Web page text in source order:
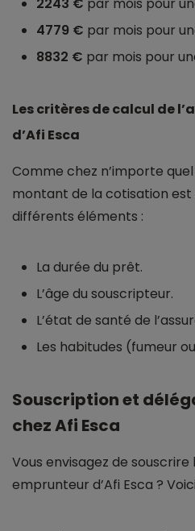
4779 € par mois pour
8832 € par mois pour
Les critères de calcul de
d’Afi Esca
Comme chez n’importe
montant de la cotisation
différents éléments :
La durée du prêt.
L’âge du souscripteur.
L’état de santé de
Les habitudes (fumeur
Souscription et
chez Afi Esca
Vous envisagez de souscrire
emprunteur d’Afi Esca ?